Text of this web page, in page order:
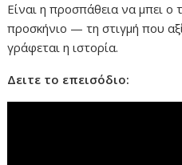
Είναι η προσπάθεια να μπει ο
προσκήνιο — τη στιγμή που
γράφεται η ιστορία.
Δειτε το επεισόδιο: